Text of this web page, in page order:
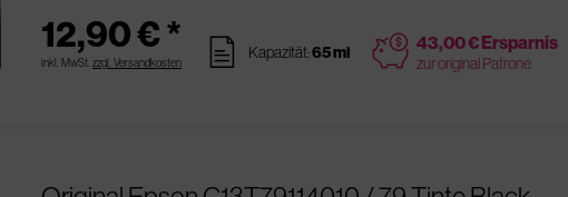
12,90 € *
inkl. MwSt. zzgl. Versandkosten pages Kapazität:65 ml price 43,00 € Ersparnis
zur original Patrone